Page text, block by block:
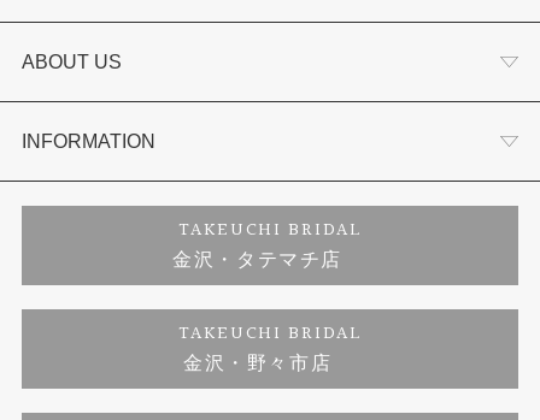
結婚指輪
セットリング
婚約ネックレス
ダイヤモンド
ジュエリーリフォーム
選ばれる理由まとめ
お客様の声
プロポーズサポート
ブランドリスト
福井指輪工房｜手作りペアリング
ABOUT US
会社概要
お客様の声
INFORMATION
プライバシーポリシー
TAKEUCHI BRIDAL
金沢・タテマチ店
TAKEUCHI BRIDAL
金沢・野々市店